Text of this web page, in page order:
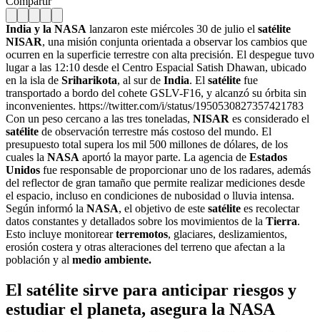
India y la NASA lanzaron este miércoles 30 de julio el satélite
NISAR, una misión conjunta orientada a observar los cambios que
ocurren en la superficie terrestre con alta precisión. El despegue tuvo
lugar a las 12:10 desde el Centro Espacial Satish Dhawan, ubicado
en la isla de Sriharikota, al sur de India. El satélite fue
transportado a bordo del cohete GSLV-F16, y alcanzó su órbita sin
inconvenientes. https://twitter.com/i/status/1950530827357421783
Con un peso cercano a las tres toneladas, NISAR es considerado el
satélite de observación terrestre más costoso del mundo. El
presupuesto total supera los mil 500 millones de dólares, de los
cuales la NASA aportó la mayor parte. La agencia de Estados
Unidos fue responsable de proporcionar uno de los radares, además
del reflector de gran tamaño que permite realizar mediciones desde
el espacio, incluso en condiciones de nubosidad o lluvia intensa.
Según informó la NASA, el objetivo de este satélite es recolectar
datos constantes y detallados sobre los movimientos de la Tierra.
Esto incluye monitorearterremotos, glaciares, deslizamientos,
erosión costera y otras alteraciones del terreno que afectan a la
población y al medio ambiente.
El satélite sirve para anticipar riesgos y
estudiar el planeta, asegura la NASA